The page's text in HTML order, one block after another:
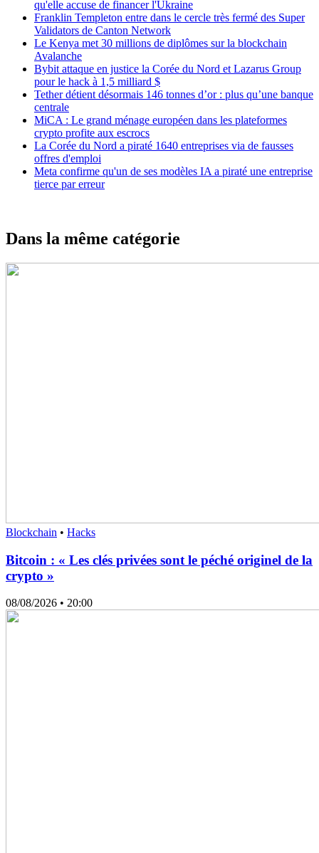
qu'elle accuse de financer l'Ukraine
Franklin Templeton entre dans le cercle très fermé des Super
Validators de Canton Network
Le Kenya met 30 millions de diplômes sur la blockchain
Avalanche
Bybit attaque en justice la Corée du Nord et Lazarus Group
pour le hack à 1,5 milliard $
Tether détient désormais 146 tonnes d’or : plus qu’une banque
centrale
MiCA : Le grand ménage européen dans les plateformes
crypto profite aux escrocs
La Corée du Nord a piraté 1640 entreprises via de fausses
offres d'emploi
Meta confirme qu'un de ses modèles IA a piraté une entreprise
tierce par erreur
Dans la même catégorie
Blockchain • Hacks
Bitcoin : « Les clés privées sont le péché originel de la
crypto »
08/08/2026 • 20:00